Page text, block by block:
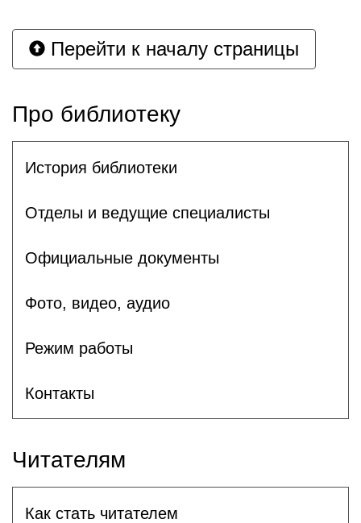
Перейти к началу страницы
Про библиотеку
История библиотеки
Отделы и ведущие специалисты
Официальные документы
Фото, видео, аудио
Режим работы
Контакты
Читателям
Как стать читателем